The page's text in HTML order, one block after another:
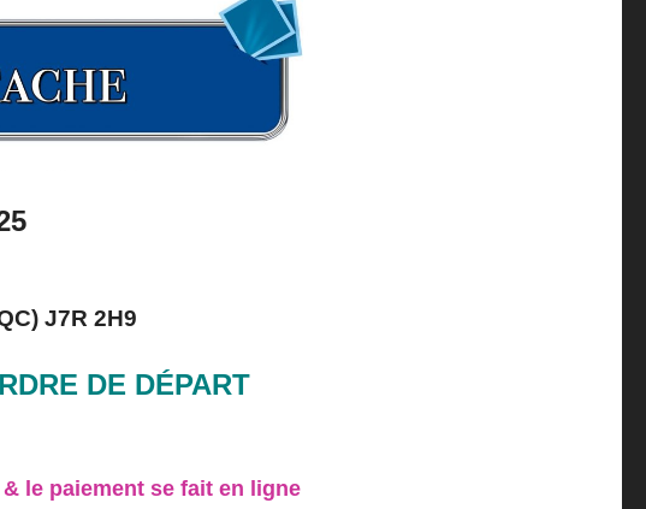
J7R 2H9
DE DÉPART
& le paiement se fait en ligne